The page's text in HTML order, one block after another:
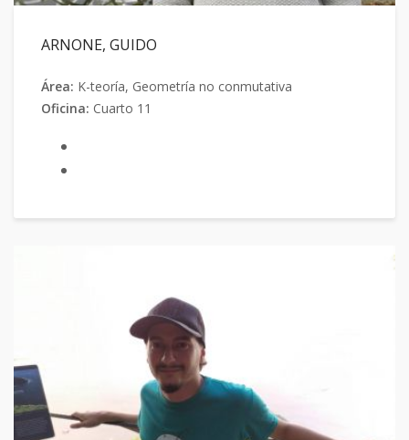
ARNONE, GUIDO
Área: K-teoría, Geometría no conmutativa
Oficina: Cuarto 11